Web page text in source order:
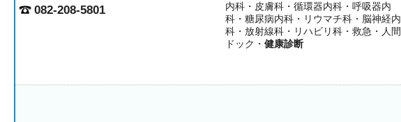
082-208-5801
内科・皮膚科・循環器内科・呼吸器内
科・糖尿病内科・リウマチ科・脳神経内
科・放射線科・リハビリ科・救急・人間
ドック・健康診断